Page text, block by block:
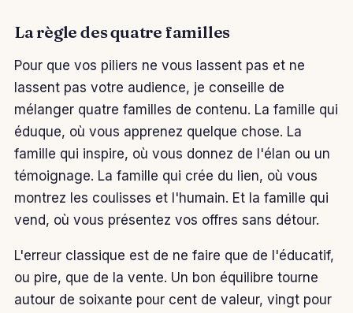
La règle des quatre familles
Pour que vos piliers ne vous lassent pas et ne
lassent pas votre audience, je conseille de
mélanger quatre familles de contenu. La famille qui
éduque, où vous apprenez quelque chose. La
famille qui inspire, où vous donnez de l'élan ou un
témoignage. La famille qui crée du lien, où vous
montrez les coulisses et l'humain. Et la famille qui
vend, où vous présentez vos offres sans détour.
L'erreur classique est de ne faire que de l'éducatif,
ou pire, que de la vente. Un bon équilibre tourne
autour de soixante pour cent de valeur, vingt pour